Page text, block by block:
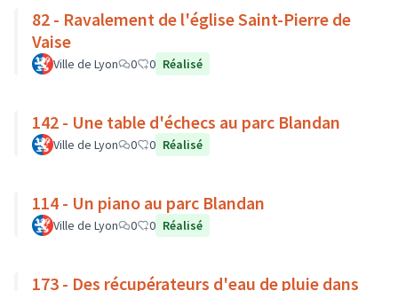
82 - Ravalement de l'église Saint-Pierre de
Vaise
Ville de Lyon 0 0 Réalisé
142 - Une table d'échecs au parc Blandan
Ville de Lyon 0 0 Réalisé
114 - Un piano au parc Blandan
Ville de Lyon 0 0 Réalisé
173 - Des récupérateurs d'eau de pluie dans